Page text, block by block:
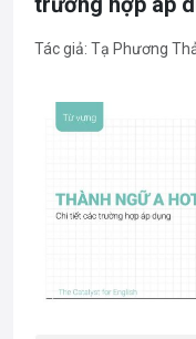
Tác giả: Tạ Phương